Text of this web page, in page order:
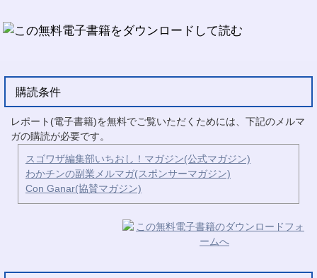
購読条件
レポート(電子書籍)を無料でご覧いただくためには、下記のメルマ
ガの購読が必要です。
スゴワザ編集部いちおし！マガジン(公式マガジン)
わかチンの副業メルマガ(スポンサーマガジン)
Con Ganar(協賛マガジン)